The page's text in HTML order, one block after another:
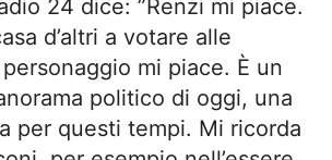
24 dice: ”Renzi mi piace.
d’altri a votare alle
mi piace. È un
politico di oggi, una
per questi tempi. Mi ricorda